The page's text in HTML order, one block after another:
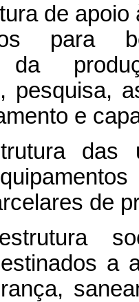
de
para
da
pesquisa,
e
das
de
a